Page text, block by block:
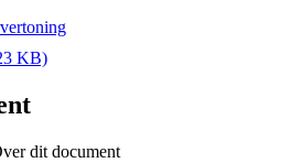
KB)
dit document